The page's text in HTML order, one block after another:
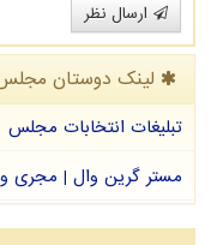
ارسال نظر
لینک دوستان
تبلیغات انتخابات مجلس
مستر گرین وال | مجری و